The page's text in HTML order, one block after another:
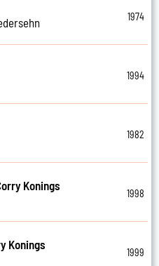
1974
1994
1982
Konings
1998
Konings
1999